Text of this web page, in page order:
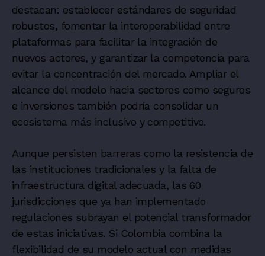
destacan: establecer estándares de seguridad
robustos, fomentar la interoperabilidad entre
plataformas para facilitar la integración de
nuevos actores, y garantizar la competencia para
evitar la concentración del mercado. Ampliar el
alcance del modelo hacia sectores como seguros
e inversiones también podría consolidar un
ecosistema más inclusivo y competitivo.
Aunque persisten barreras como la resistencia de
las instituciones tradicionales y la falta de
infraestructura digital adecuada, las 60
jurisdicciones que ya han implementado
regulaciones subrayan el potencial transformador
de estas iniciativas. Si Colombia combina la
flexibilidad de su modelo actual con medidas